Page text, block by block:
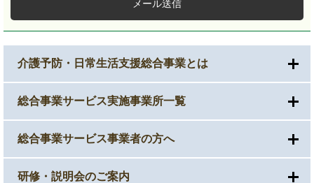
メール送信
介護予防・日常生活支援総合事業とは
総合事業サービス実施事業所一覧
総合事業サービス事業者の方へ
研修・説明会のご案内